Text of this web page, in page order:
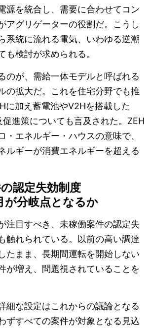
源を統合し、需要に合わせてコン
アグリゲーターの役割だ。こうし
系統に流れる電気、いわゆる逆潮
も検討が求められる。
のが、需給一体モデルと呼ばれる
の拡大だ。これを住宅分野でも推
に加え蓄電池やV2Hを搭載した
進策についても言及された。ZEH
・エネルギー・ハウスの意味で、
ルギーが消費エネルギーを超える
認定失効制度
分岐点となるか
注目すべき、未稼働案件の認定失
触れられている。以前の高い調達
たまま、長期間運転を開始しない
が増え、問題視されていることを
細な設定はこれからの議論となる
ずすべての案件が対象となる見込